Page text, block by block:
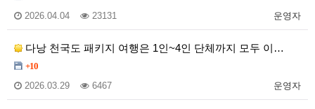
운영자
2026.04.04 23131
다낭 천국도 패키지 여행은 1인~4인 단체까지 모두 이…
+10
운영자
2026.03.29 6467